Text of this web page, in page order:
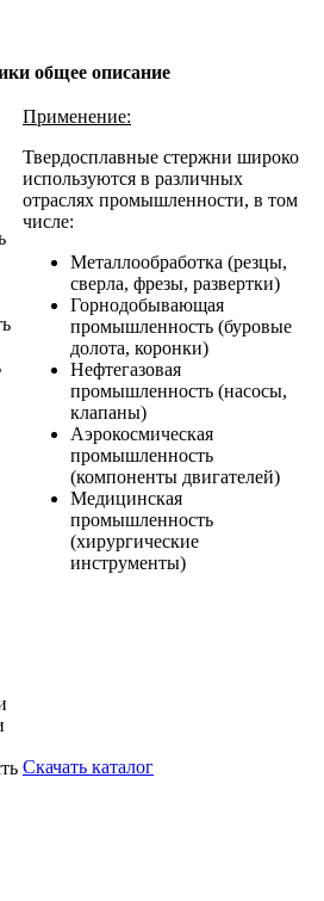
общее описание
Применение:
Твердосплавные стержни широко
используются в различных
отраслях промышленности, в том
числе:
Металлообработка (резцы,
сверла, фрезы, развертки)
Горнодобывающая
промышленность (буровые
долота, коронки)
Нефтегазовая
промышленность (насосы,
клапаны)
Аэрокосмическая
промышленность
(компоненты двигателей)
Медицинская
промышленность
(хирургические
инструменты)
Скачать каталог